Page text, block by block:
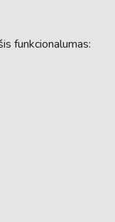
funkcionalumas: